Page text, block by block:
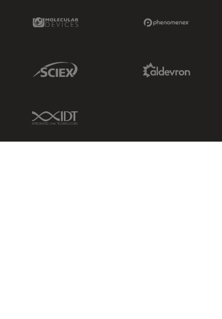
Molecular Devices Link
Sciex Link
IDT Link